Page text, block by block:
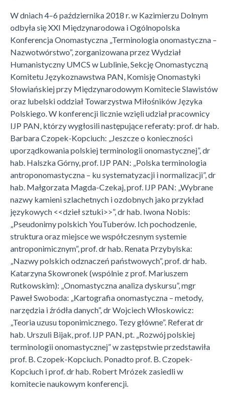
W dniach 4–6 października 2018 r. w Kazimierzu Dolnym
odbyła się XXI Międzynarodowa i Ogólnopolska
Konferencja Onomastyczna „Terminologia onomastyczna –
Nazwotwórstwo”, zorganizowana przez Wydział
Humanistyczny UMCS w Lublinie, Sekcję Onomastyczną
Komitetu Językoznawstwa PAN, Komisję Onomastyki
Słowiańskiej przy Międzynarodowym Komitecie Slawistów
oraz lubelski oddział Towarzystwa Miłośników Języka
Polskiego. W konferencji licznie wzięli udział pracownicy
IJP PAN, którzy wygłosili następujące referaty: prof. dr hab.
Barbara Czopek-Kopciuch: „Jeszcze o konieczności
uporządkowania polskiej terminologii onomastycznej”, dr
hab. Halszka Górny, prof. IJP PAN: „Polska terminologia
antroponomastyczna – ku systematyzacji i normalizacji”, dr
hab. Małgorzata Magda-Czekaj, prof. IJP PAN: „Wybrane
nazwy kamieni szlachetnych i ozdobnych jako przykład
językowych <<dzieł sztuki>>”, dr hab. Iwona Nobis:
„Pseudonimy polskich YouTuberów. Ich pochodzenie,
struktura oraz miejsce we współczesnym systemie
antroponimicznym”, prof. dr hab. Renata Przybylska:
„Nazwy polskich odznaczeń państwowych”, prof. dr hab.
Katarzyna Skowronek (wspólnie z prof. Mariuszem
Rutkowskim): „Onomastyczna analiza dyskursu”, mgr
Paweł Swoboda: „Kartografia onomastyczna – metody,
narzędzia i źródła danych”, dr Wojciech Włoskowicz:
„Teoria uzusu toponimicznego. Tezy główne”. Referat dr
hab. Urszuli Bijak, prof. IJP PAN, pt. „Rozwój polskiej
terminologii onomastycznej” w zastępstwie przedstawiła
prof. B. Czopek-Kopciuch. Ponadto prof. B. Czopek-
Kopciuch i prof. dr hab. Robert Mrózek zasiedli w
komitecie naukowym konferencji.